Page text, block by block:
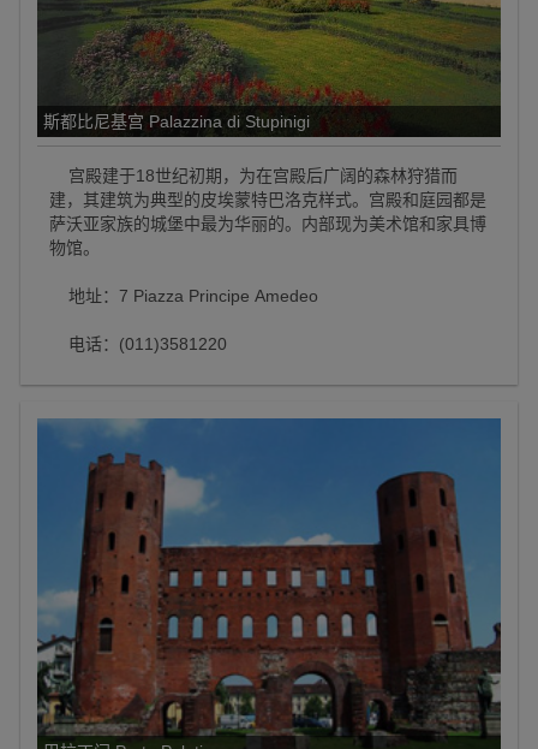
斯都比尼基宫 Palazzina di Stupinigi
宫殿建于18世纪初期，为在宫殿后广阔的森林狩猎而
建，其建筑为典型的皮埃蒙特巴洛克样式。宫殿和庭园都是
萨沃亚家族的城堡中最为华丽的。内部现为美术馆和家具博
物馆。
地址：7 Piazza Principe Amedeo
电话：(011)3581220